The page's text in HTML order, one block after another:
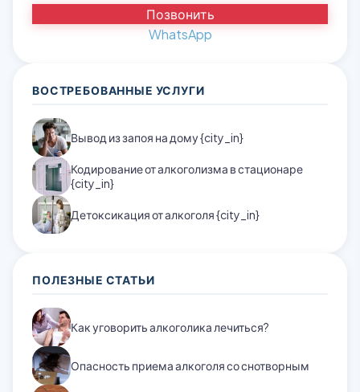
Позвонить
WhatsApp
ВОСТРЕБОВАННЫЕ УСЛУГИ
Вывод из запоя на дому {city_in}
Кодирование от алкоголизма в стационаре
{city_in}
Детоксикация от алкоголя {city_in}
ПОЛЕЗНЫЕ СТАТЬИ
Как уговорить алкоголика лечиться?
Опасность приема алкоголя со снотворным